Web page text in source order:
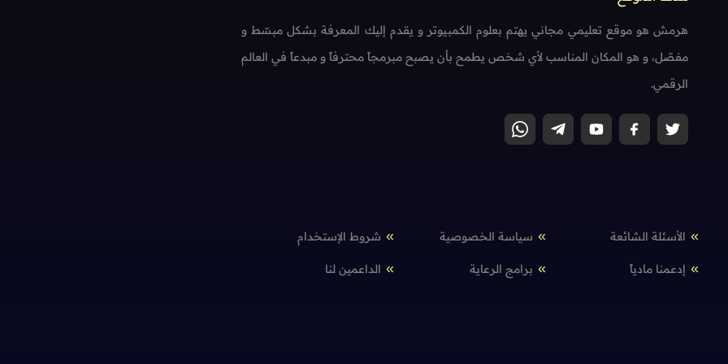
هرمش هو موقع تعليمي مجاني يهتم بعلوم الكمبيوتر و يقدم إليك المعرفة بشكل مبسّط و
مفصّل، و هو المكان المناسب لأي شخص يطمح بأن يصبح مبرمجاً محترفاً و مبدعاً في العالم
الرقمي.
الأسئلة الشائعة سياسة الخصوصية شروط الإستخدام
إدعمنا مادياً برامج الرعاية الداعمين لنا